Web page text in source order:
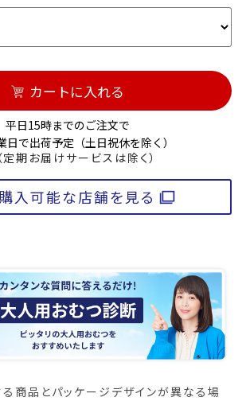
カートに入れる
平日15時までのご注文で
日で出荷予定（土日祝休を除く）
（定期お届けサービスは除く）
購入可能な店舗を見る
商品とパッケージデザインが異なる場